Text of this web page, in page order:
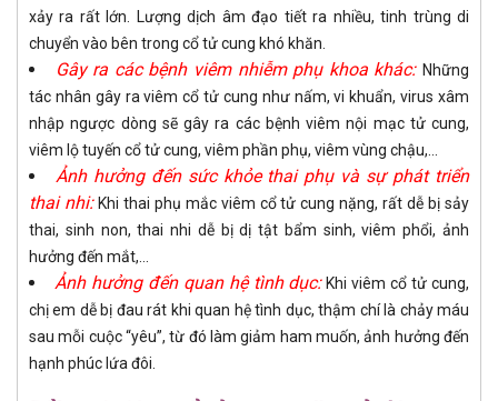
xảy ra rất lớn. Lượng dịch âm đạo tiết ra nhiều, tinh trùng di
chuyển vào bên trong cổ tử cung khó khăn.
Gây ra các bệnh viêm nhiễm phụ khoa khác:Những
tác nhân gây ra viêm cổ tử cung như nấm, vi khuẩn, virus xâm
nhập ngược dòng sẽ gây ra các bệnh viêm nội mạc tử cung,
viêm lộ tuyến cổ tử cung, viêm phần phụ, viêm vùng chậu,...
Ảnh hưởng đến sức khỏe thai phụ và sự phát triển
thai nhi:Khi thai phụ mắc viêm cổ tử cung nặng, rất dễ bị sảy
thai, sinh non, thai nhi dễ bị dị tật bẩm sinh, viêm phổi, ảnh
hưởng đến mắt,...
Ảnh hưởng đến quan hệ tình dục:Khi viêm cổ tử cung,
chị em dễ bị đau rát khi quan hệ tình dục, thậm chí là chảy máu
sau mỗi cuộc “yêu”, từ đó làm giảm ham muốn, ảnh hưởng đến
hạnh phúc lứa đôi.